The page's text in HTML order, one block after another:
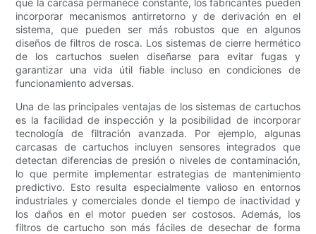
que la carcasa permanece constante, los fabricantes pueden
incorporar mecanismos antirretorno y de derivación en el
sistema, que pueden ser más robustos que en algunos
diseños de filtros de rosca. Los sistemas de cierre hermético
de los cartuchos suelen diseñarse para evitar fugas y
garantizar una vida útil fiable incluso en condiciones de
funcionamiento adversas.
Una de las principales ventajas de los sistemas de cartuchos
es la facilidad de inspección y la posibilidad de incorporar
tecnología de filtración avanzada. Por ejemplo, algunas
carcasas de cartuchos incluyen sensores integrados que
detectan diferencias de presión o niveles de contaminación,
lo que permite implementar estrategias de mantenimiento
predictivo. Esto resulta especialmente valioso en entornos
industriales y comerciales donde el tiempo de inactividad y
los daños en el motor pueden ser costosos. Además, los
filtros de cartucho son más fáciles de desechar de forma